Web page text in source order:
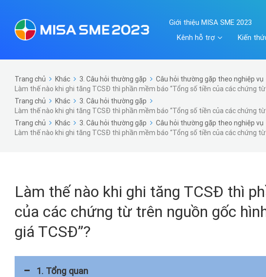
Giới thiệu MISA SME 2023
Kênh hỗ trợ
Kiến
Trang chủ Khác 3. Câu hỏi thường gặp
Câu hỏi thường gặp theo nghiệp vụ
Làm thế nào khi ghi tăng TCSĐ thì phần mềm báo “Tổng số tiền của các chứng
Trang chủ
Khác
3. Câu hỏi thường gặp
Làm thế nào khi ghi tăng TCSĐ thì phần mềm báo “Tổng số tiền của các chứng
Trang chủ
Khác 3. Câu hỏi thường gặp Câu hỏi thường gặp theo nghiệp vụ
Làm thế nào khi ghi tăng TCSĐ thì phần mềm báo “Tổng số tiền của các chứng
Làm thế nào khi ghi tăng TCSĐ thì
của các chứng từ trên nguồn gốc
giá TCSĐ”?
1. Tổng quan